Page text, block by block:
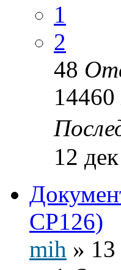
1
2
48
14460
12
CP126)
mih »